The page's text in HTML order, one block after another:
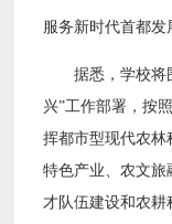
服务新时代首都发
据悉，学校将
兴”工作部署，按
挥都市型现代农林
特色产业、农文旅
才队伍建设和农耕